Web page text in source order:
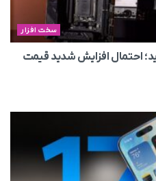
سخت افزار
احتمال افزایش شدید قیمت